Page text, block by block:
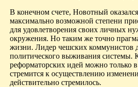
В конечном счете, Новотный
максимально возможной степени
для удовлетворения своих личных
окружения. Но таким же точно
жизни. Лидер чешских коммунистов
политического выживания системы.
реформаторских идей можно только
стремится к осуществлению
действительно стремилось.